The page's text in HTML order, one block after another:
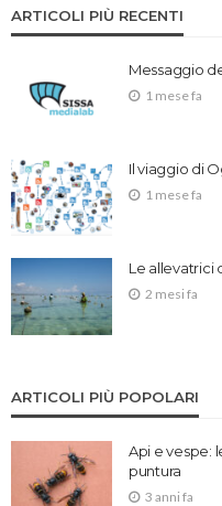
ARTICOLI PIÙ RECENTI
Messaggio
1 mese fa
Il viaggio di
1 mese fa
Le allevatrici
2 mesi fa
ARTICOLI PIÙ POPOLARI
Api e vespe:
puntura
3 anni fa